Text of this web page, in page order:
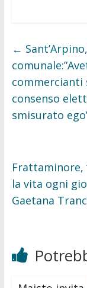
o
k
r
←
consenso
smisurato
Frattaminore,
la vita ogni
Gaetana